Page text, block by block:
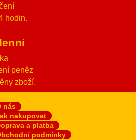
hodin.
peněz
zboží.
nás
nakupovat
a platba
podmínky